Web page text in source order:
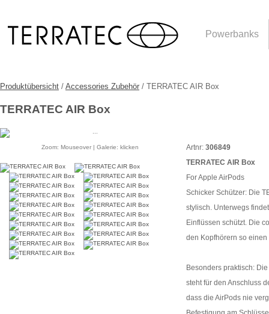
Powerbanks
Produktübersicht / Accessories Zubehör / TERRATEC AIR Box
TERRATEC AIR Box
Zoom: Mouseover | Galerie: klicken Artnr: 306849
TERRATEC AIR Box
For Apple AirPods
Schicker Schützer: Die
stylisch. Unterwegs
Einflüssen schützt. Die
den Kopfhörern so
Besonders praktisch:
steht für den Anschluss
dass die AirPods nie